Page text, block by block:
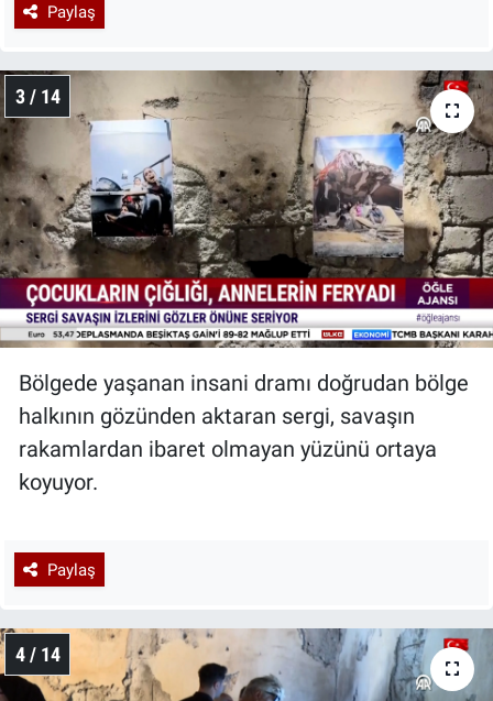
Paylaş
3 / 14
Bölgede yaşanan insani dramı doğrudan bölge
halkının gözünden aktaran sergi, savaşın
rakamlardan ibaret olmayan yüzünü ortaya
koyuyor.
Paylaş
4 / 14